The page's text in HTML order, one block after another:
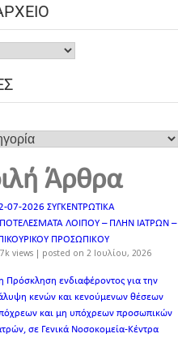
Άρθρα
07-2026 ΣΥΓΚΕΝΤΡΩΤΙΚΑ
ΛΟΙΠΟΥ – ΠΛΗΝ ΙΑΤΡΩΝ –
ΠΡΟΣΩΠΙΚOY
views | posted on 2 Ιουλίου, 2026
Πρόσκληση ενδιαφέροντος για την
κενών και κενούμενων θέσεων
και μη υπόχρεων προσωπικών
σε Γενικά Νοσοκομεία-Κέντρα